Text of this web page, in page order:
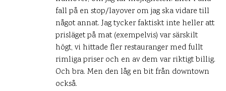
fall på en stop/layover om jag ska vidare till
något annat. Jag tycker faktiskt inte heller att
prisläget på mat (exempelvis) var särskilt
högt, vi hittade fler restauranger med fullt
rimliga priser och en av dem var riktigt billig.
Och bra. Men den låg en bit från downtown
också.